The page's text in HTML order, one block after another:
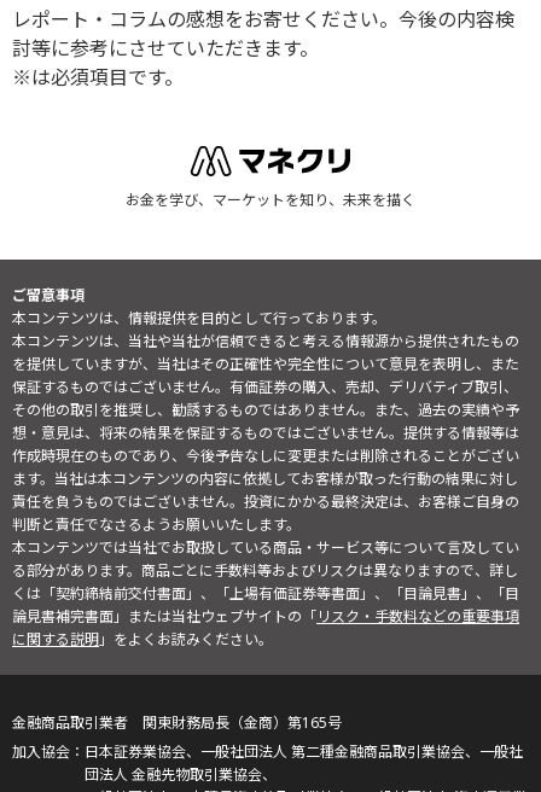
レポート・コラムの感想をお寄せください。今後の内容検
討等に参考にさせていただきます。
※は必須項目です。
お金を学び、マーケットを知り、未来を描く
ご留意事項
本コンテンツは、情報提供を目的として行っております。
本コンテンツは、当社や当社が信頼できると考える情報源から提供されたもの
を提供していますが、当社はその正確性や完全性について意見を表明し、また
保証するものではございません。有価証券の購入、売却、デリバティブ取引、
その他の取引を推奨し、勧誘するものではありません。また、過去の実績や予
想・意見は、将来の結果を保証するものではございません。提供する情報等は
作成時現在のものであり、今後予告なしに変更または削除されることがござい
ます。当社は本コンテンツの内容に依拠してお客様が取った行動の結果に対し
責任を負うものではございません。投資にかかる最終決定は、お客様ご自身の
判断と責任でなさるようお願いいたします。
本コンテンツでは当社でお取扱している商品・サービス等について言及してい
る部分があります。商品ごとに手数料等およびリスクは異なりますので、詳し
くは「契約締結前交付書面」、「上場有価証券等書面」、「目論見書」、「目
論見書補完書面」または当社ウェブサイトの「リスク・手数料などの重要事項
に関する説明」をよくお読みください。
金融商品取引業者 関東財務局長（金商）第165号
日本証券業協会、一般社団法人 第二種金融商品取引業協会、一般社
団法人 金融先物取引業協会、